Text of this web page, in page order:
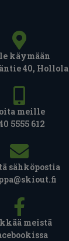
käymään
40, Hollola
meille
5555 612
sähköpostia
meistä